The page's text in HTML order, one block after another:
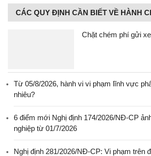
CÁC QUY ĐỊNH CẦN BIẾT VỀ HÀNH
Chặt chém phí gửi
Từ 05/8/2026, hành vi vi phạm lĩnh vực
nhiêu?
6 điểm mới Nghị định 174/2026/NĐ-CP
nghiệp từ 01/7/2026
Nghị định 281/2026/NĐ-CP: Vi phạm trên